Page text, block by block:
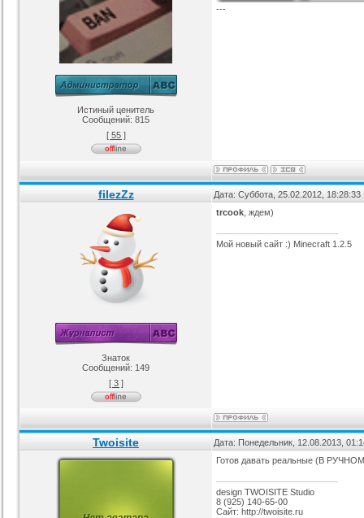
Истиный ценитель
Сообщений: 815
[ 55 ]
---
filezZz Дата: Суббота, 25.02.2012,
Знаток
Сообщений: 149
[ 3 ]
trcook , ждем)
Мой новый сайт :) Minecraft 1.2.5
Twoisite
Дата: Понедельник, 12.08.2013,
Готов давать реальные (В
design TWOISITE Studio
8 (925) 140-65-00
Сайт: http://twoisite.ru